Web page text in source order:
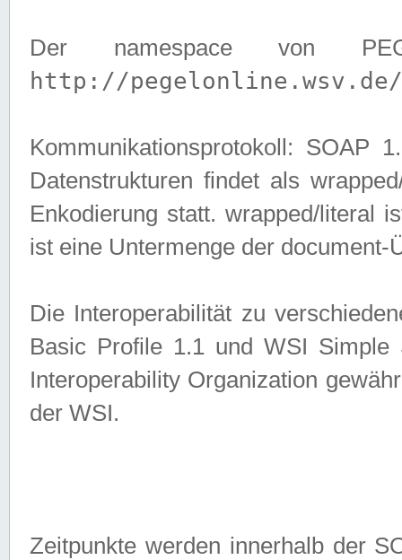
Der namespace von
http://pegelonline.wsv.de/
Kommunikationsprotokoll: SOAP
Datenstrukturen findet als
Enkodierung statt. wrapped/literal
ist eine Untermenge der
Die Interoperabilität zu
Basic Profile 1.1 und WSI
Interoperability Organization
der WSI.
Zeitpunkte werden innerhalb der